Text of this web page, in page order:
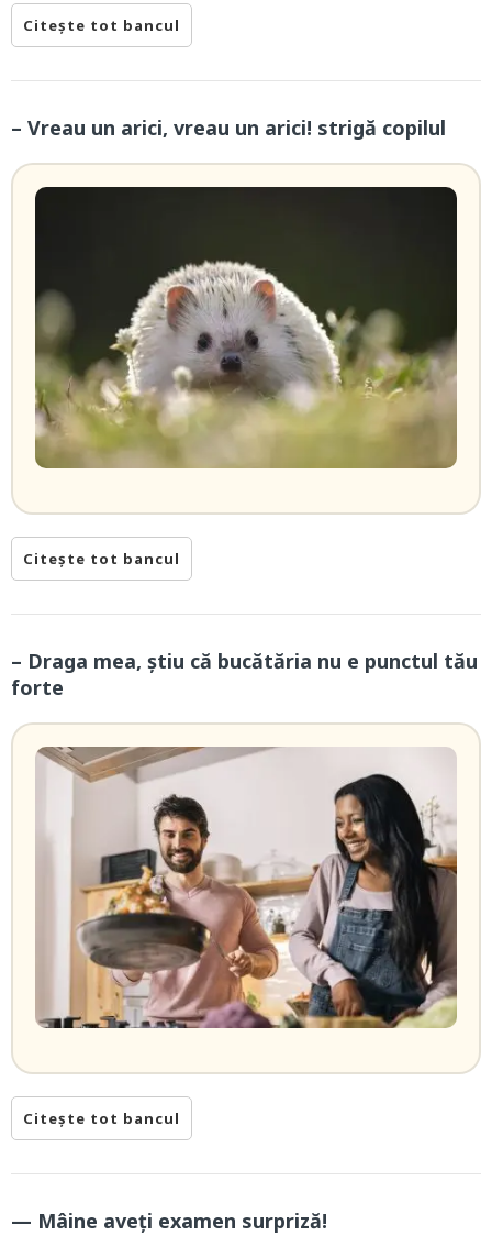
Citește tot bancul
– Vreau un arici, vreau un arici! strigă copilul
Citește tot bancul
– Draga mea, știu că bucătăria nu e punctul tău
forte
Citește tot bancul
— Mâine aveți examen surpriză!